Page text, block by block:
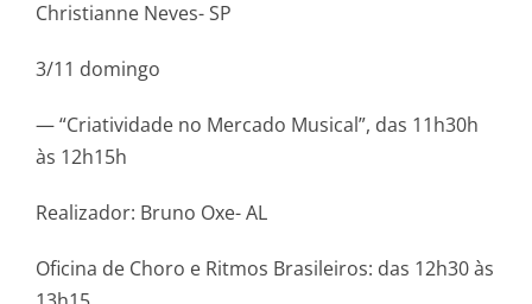
Christianne Neves- SP
3/11 domingo
— “Criatividade no Mercado Musical”, das 11h30h
às 12h15h
Realizador: Bruno Oxe- AL
Oficina de Choro e Ritmos Brasileiros: das 12h30 às